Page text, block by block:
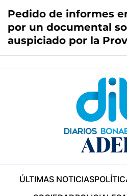
Pedido de informes
por un documental
auspiciado por la
ÚLTIMAS NOTICIAS